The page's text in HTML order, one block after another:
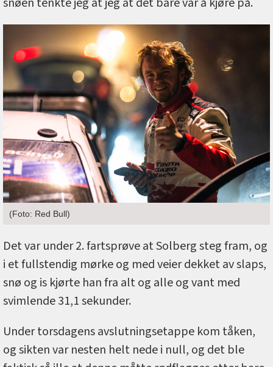
(Foto: Red Bull)
Det var under 2. fartsprøve at Solberg steg fram, og
i et fullstendig mørke og med veier dekket av slaps,
snø og is kjørte han fra alt og alle og vant med
svimlende 31,1 sekunder.
Under torsdagens avslutningsetappe kom tåken,
og sikten var nesten helt nede i null, og det ble